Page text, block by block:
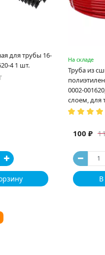
для трубы 16-
4 1 шт.
На складе
Труба из
0002-
слоем, для
(Испания)
100 ₽
В